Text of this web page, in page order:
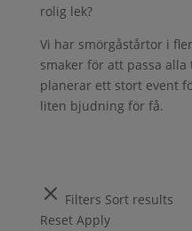
rolig lek?
Vi har smörgåstårtor i
smaker för att passa
planerar ett stort event
liten bjudning för få.
Filters Sort results
Reset Apply